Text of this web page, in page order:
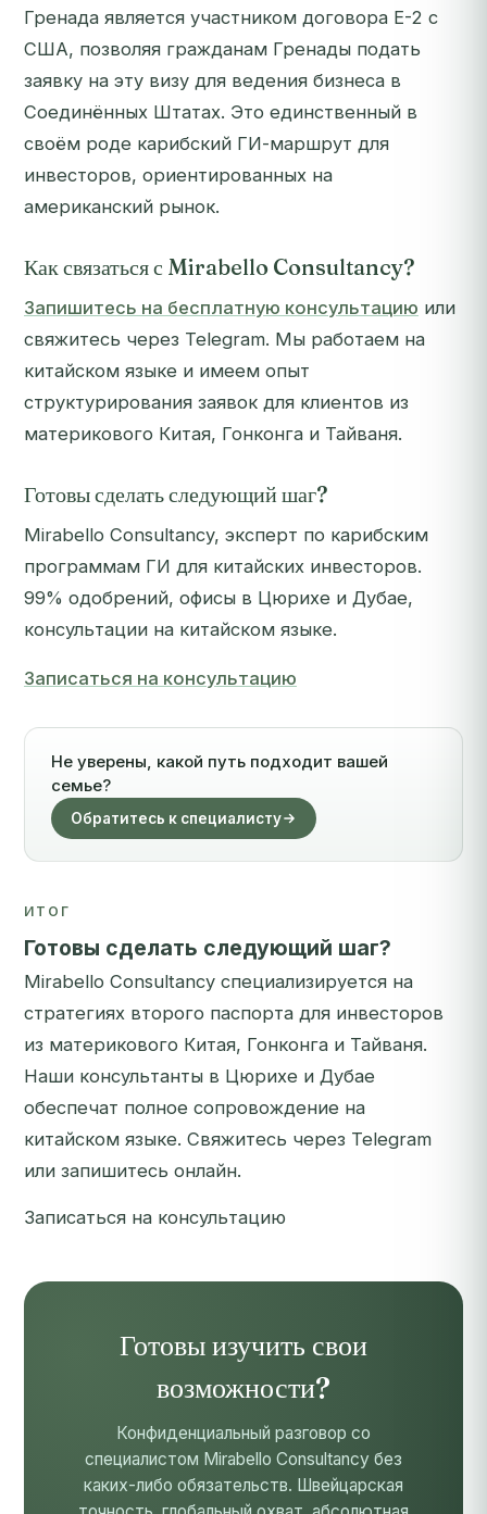
Гренада является участником договора E-2 с
США, позволяя гражданам Гренады подать
заявку на эту визу для ведения бизнеса в
Соединённых Штатах. Это единственный в
своём роде карибский ГИ-маршрут для
инвесторов, ориентированных на
американский рынок.
Как связаться с Mirabello Consultancy?
Запишитесь на бесплатную консультацию или
свяжитесь через Telegram. Мы работаем на
китайском языке и имеем опыт
структурирования заявок для клиентов из
материкового Китая, Гонконга и Тайваня.
Готовы сделать следующий шаг?
Mirabello Consultancy, эксперт по карибским
программам ГИ для китайских инвесторов.
99% одобрений, офисы в Цюрихе и Дубае,
консультации на китайском языке.
Записаться на консультацию
Не уверены, какой путь подходит вашей
семье?
Обратитесь к специалисту
ИТОГ
Готовы сделать следующий шаг?
Mirabello Consultancy специализируется на
стратегиях второго паспорта для инвесторов
из материкового Китая, Гонконга и Тайваня.
Наши консультанты в Цюрихе и Дубае
обеспечат полное сопровождение на
китайском языке. Свяжитесь через Telegram
или запишитесь онлайн.
Записаться на консультацию
Готовы изучить свои
возможности?
Конфиденциальный разговор со
специалистом Mirabello Consultancy без
каких-либо обязательств. Швейцарская